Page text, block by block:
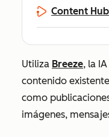
Content Hub
Utiliza Breeze, la
contenido
como
imágenes,